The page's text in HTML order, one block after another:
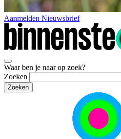
Aanmelden Nieuwsbrief
Waar ben je naar op zoek?
Zoeken